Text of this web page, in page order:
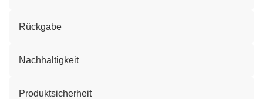
Rückgabe
Nachhaltigkeit
Produktsicherheit